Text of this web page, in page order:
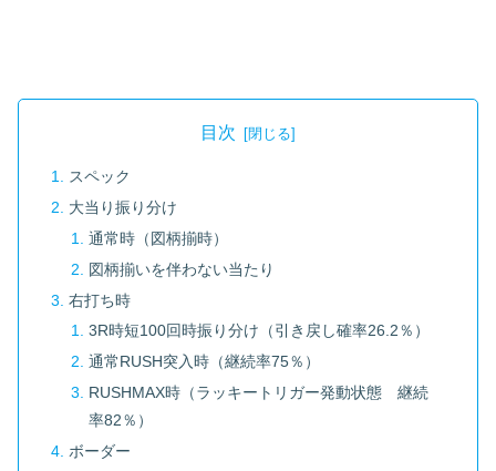
目次
スペック
大当り振り分け
通常時（図柄揃時）
図柄揃いを伴わない当たり
右打ち時
3R時短100回時振り分け（引き戻し確率26.2％）
通常RUSH突入時（継続率75％）
RUSHMAX時（ラッキートリガー発動状態 継続
率82％）
ボーダー